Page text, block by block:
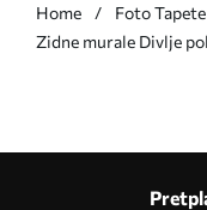
Home Foto Tapete
Zidne murale Divlje